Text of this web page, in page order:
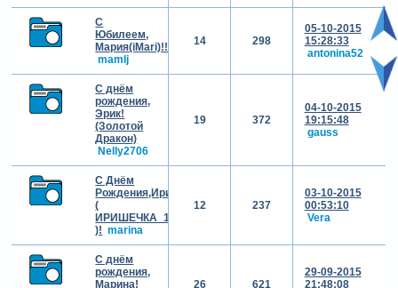
С
Юбилеем,
Мария(iMari)!!!
mamlj
14 298
05-10-2015
15:28:33
antonina52
С днём
рождения,
Эрик!
(Золотой
Дракон)
Nelly2706
19 372
04-10-2015
19:15:48
gauss
С Днём
Рождения,Ирина
(
ИРИШЕЧКА_1986
)! marina
12 237
03-10-2015
00:53:10
Vera
С днём
рождения,
Марина!
26 621
29-09-2015
21:48:08